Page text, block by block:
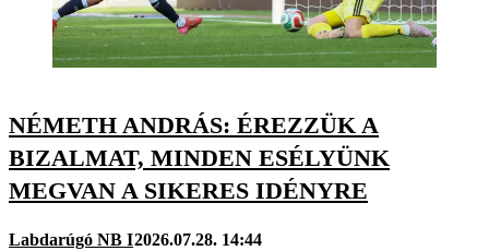
NÉMETH ANDRÁS: ÉREZZÜK A
BIZALMAT, MINDEN ESÉLYÜNK
MEGVAN A SIKERES IDÉNYRE
Labdarúgó NB I2026.07.28. 14:44